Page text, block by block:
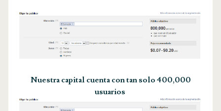
Nuestra capital cuenta con tan solo 400,000
usuarios